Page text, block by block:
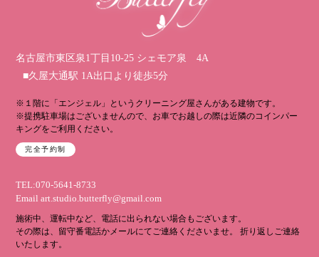
名古屋市東区泉1丁目10-25 シェモア泉 4A
■久屋大通駅 1A出口より徒歩5分
※１階に「エンジェル」というクリーニング屋さんがある建物です。
※提携駐車場はございませんので、お車でお越しの際は近隣のコインパー
キングをご利用ください。
完全予約制
TEL:070-5641-8733
Emailart.studio.butterfly@gmail.com
施術中、運転中など、電話に出られない場合もございます。
その際は、留守番電話かメールにてご連絡くださいませ。 折り返しご連絡
いたします。